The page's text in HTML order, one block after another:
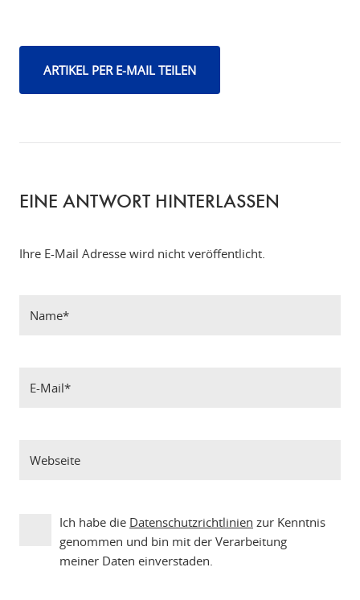
ARTIKEL PER E-MAIL TEILEN
EINE ANTWORT HINTERLASSEN
Ihre E-Mail Adresse wird nicht veröffentlicht.
Ich habe die Datenschutzrichtlinien zur Kenntnis
genommen und bin mit der Verarbeitung
meiner Daten einverstaden.